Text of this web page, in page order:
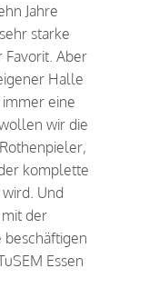
Jahre
starke
Favorit. Aber
Halle
eine
wir die
komplette
Und
der
beschäftigen
Essen